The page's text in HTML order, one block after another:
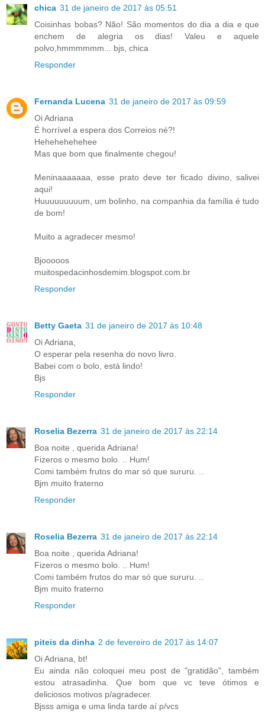
chica 31 de janeiro de 2017 às 05:51
Coisinhas bobas? Não! São momentos do dia a dia e que
enchem de alegria os dias! Valeu e aquele
polvo,hmmmmmm... bjs, chica
Responder
Fernanda Lucena 31 de janeiro de 2017 às 09:59
Oi Adriana
É horrível a espera dos Correios né?!
Hehehehehehee
Mas que bom que finalmente chegou!
Meninaaaaaaa, esse prato deve ter ficado divino, salivei
aqui!
Huuuuuuuuum, um bolinho, na companhia da família é tudo
de bom!
Muito a agradecer mesmo!
Bjooooos
muitospedacinhosdemim.blogspot.com.br
Responder
Betty Gaeta 31 de janeiro de 2017 às 10:48
Oi Adriana,
O esperar pela resenha do novo livro.
Babei com o bolo, está lindo!
Bjs
Responder
Roselia Bezerra 31 de janeiro de 2017 às 22:14
Boa noite , querida Adriana!
Fizeros o mesmo bolo. .. Hum!
Comi também frutos do mar só que sururu. ..
Bjm muito fraterno
Responder
Roselia Bezerra 31 de janeiro de 2017 às 22:14
Boa noite , querida Adriana!
Fizeros o mesmo bolo. .. Hum!
Comi também frutos do mar só que sururu. ..
Bjm muito fraterno
Responder
piteis da dinha 2 de fevereiro de 2017 às 14:07
Oi Adriana, bt!
Eu ainda não coloquei meu post de "gratidão", também
estou atrasadinha. Que bom que vc teve ótimos e
deliciosos motivos p/agradecer.
Bjsss amiga e uma linda tarde aí p/vcs